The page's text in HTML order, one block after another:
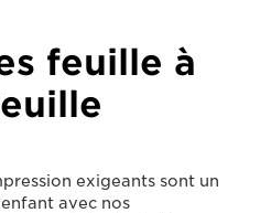
feuille à
exigeants sont un
avec nos